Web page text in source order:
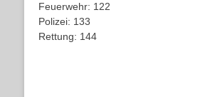
Feuerwehr: 122
Polizei: 133
Rettung: 144